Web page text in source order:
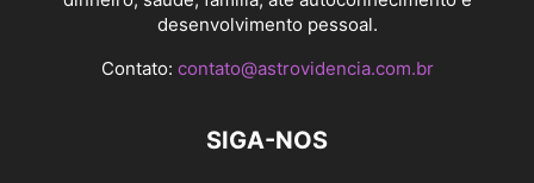
desenvolvimento pessoal.
Contato: contato@astrovidencia.com.br
SIGA-NOS